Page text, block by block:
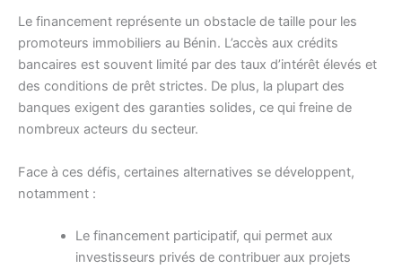
Le financement représente un obstacle de taille pour les
promoteurs immobiliers au Bénin. L’accès aux crédits
bancaires est souvent limité par des taux d’intérêt élevés et
des conditions de prêt strictes. De plus, la plupart des
banques exigent des garanties solides, ce qui freine de
nombreux acteurs du secteur.
Face à ces défis, certaines alternatives se développent,
notamment :
Le financement participatif, qui permet aux
investisseurs privés de contribuer aux projets